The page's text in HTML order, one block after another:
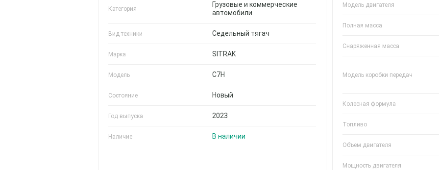
Категория
Грузовые и коммерческие
автомобили
Вид техники Седельный тягач
Марка SITRAK
Модель C7H
Состояние Новый
Год выпуска 2023
Наличие В наличии
Модель двигателя
Полная масса
Снаряженная масса
Модель коробки передач
Колесная формула
Топливо
Объем двигателя
Мощность двигателя